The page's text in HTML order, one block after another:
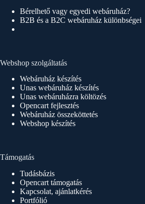
Bérelhető vagy egyedi webáruház?
B2B és a B2C webáruház különbségei
Webshop szolgáltatás
Webáruház készítés
Unas webáruház készítés
Unas webáruházra költözés
Opencart fejlesztés
Webáruház összeköttetés
Webshop készítés
Támogatás
Tudásbázis
Opencart támogatás
Kapcsolat, ajánlatkérés
Portfólió